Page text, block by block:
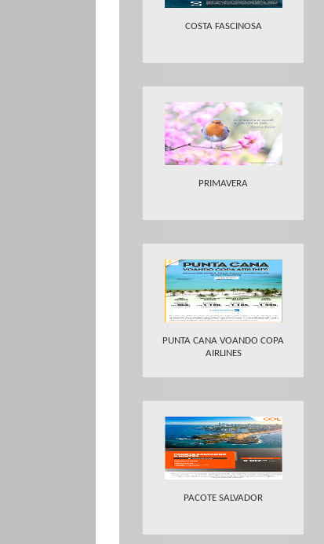
COSTA FASCINOSA
PRIMAVERA
PUNTA CANA VOANDO COPA
AIRLINES
PACOTE SALVADOR